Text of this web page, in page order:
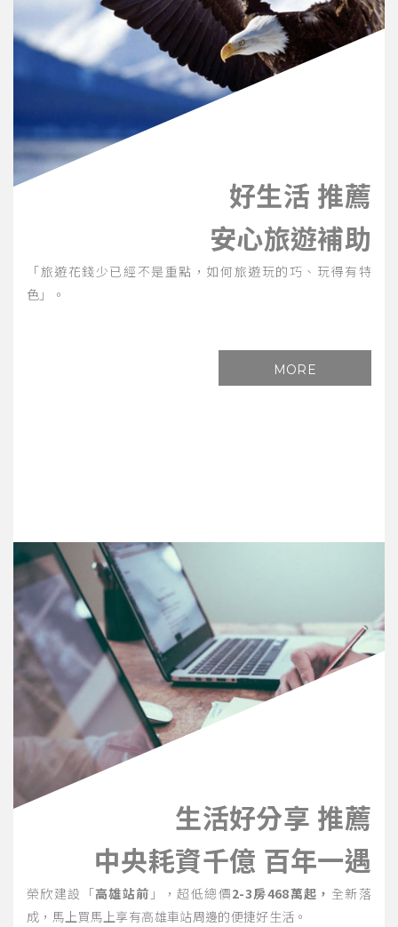
好生活 推薦
安心旅遊補助
「旅遊花錢少已經不是重點，如何旅遊玩的巧、玩得有特
色」。
MORE
生活好分享 推薦
中央耗資千億 百年一遇
榮欣建設「高雄站前 」，超低總價2-3房468萬起， 全新落
成，馬上買馬上享有高雄車站周邊的便捷好生活。